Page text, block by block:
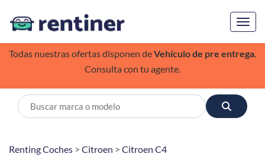
Todas nuestras ofertas disponen deVehículo de pre entrega.
Consulta con tu agente.
Renting Coches > Citroen > Citroen C4